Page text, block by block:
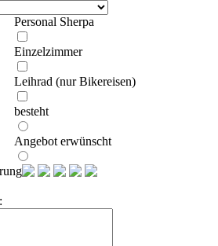
Personal Sherpa
Einzelzimmer
Leihrad (nur Bikereisen)
besteht
Angebot erwünscht